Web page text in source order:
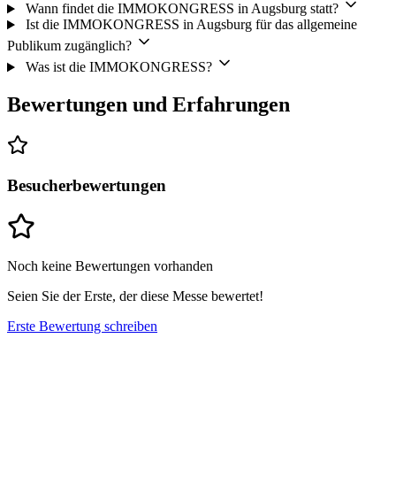
Wann findet die IMMOKONGRESS in Augsburg statt?
Ist die IMMOKONGRESS in Augsburg für das allgemeine
Publikum zugänglich?
Was ist die IMMOKONGRESS?
Bewertungen und Erfahrungen
Besucherbewertungen
Noch keine Bewertungen vorhanden
Seien Sie der Erste, der diese Messe bewertet!
Erste Bewertung schreiben